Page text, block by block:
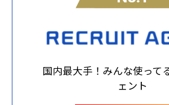
国内最大手！みんな使って
ェント